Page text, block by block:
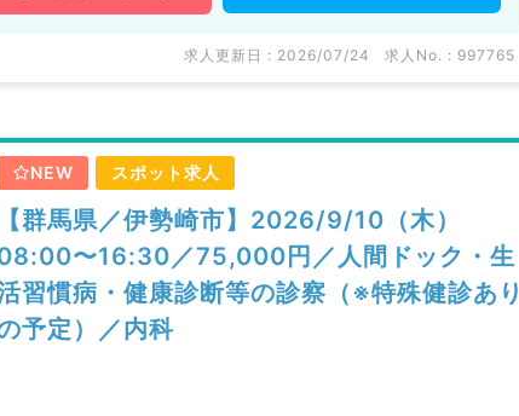
求人更新日 : 2026/07/24 求人No. : 997765
NEW スポット求人
【群馬県／伊勢崎市】2026/9/10（木）
〜16:30／75,000円／人間ドック・生
習慣病・健康診断等の診察（※特殊健診あり
予定）／内科